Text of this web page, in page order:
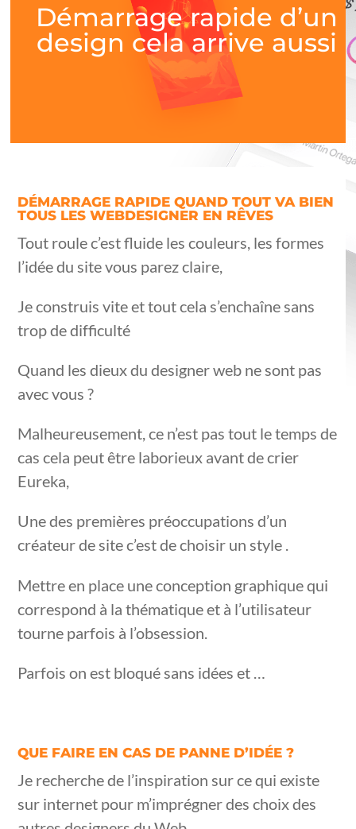
Démarrage rapide d’un
design cela arrive aussi
DÉMARRAGE RAPIDE QUAND TOUT VA BIEN
TOUS LES WEBDESIGNER EN RÊVES
Tout roule c’est fluide les couleurs, les formes
l’idée du site vous parez claire,
Je construis vite et tout cela s’enchaîne sans
trop de difficulté
Quand les dieux du designer web ne sont pas
avec vous ?
Malheureusement, ce n’est pas tout le temps de
cas cela peut être laborieux avant de crier
Eureka,
Une des premières préoccupations d’un
créateur de site c’est de choisir un style .
Mettre en place une conception graphique qui
correspond à la thématique et à l’utilisateur
tourne parfois à l’obsession.
Parfois on est bloqué sans idées et …
QUE FAIRE EN CAS DE PANNE D’IDÉE ?
Je recherche de l’inspiration sur ce qui existe
sur internet pour m’imprégner des choix des